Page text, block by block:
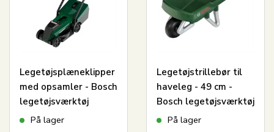
Legetøjsplæneklipper
med opsamler - Bosch
legetøjsværktøj
På lager
Legetøjstrillebør til
haveleg - 49 cm -
Bosch legetøjsværktøj
På lager